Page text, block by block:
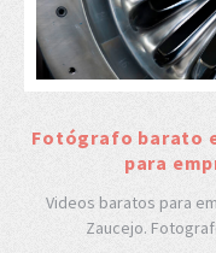
Fotógrafo barato
para
Videos baratos para
Zaucejo.